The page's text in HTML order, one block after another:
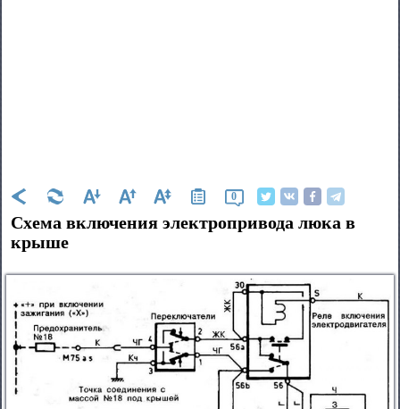
0
Схема включения электропривода люка в
крыше